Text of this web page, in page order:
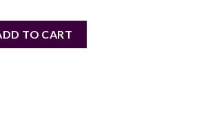
(PREMIUM LYCRA) **Promosi Beli 3
TO CART